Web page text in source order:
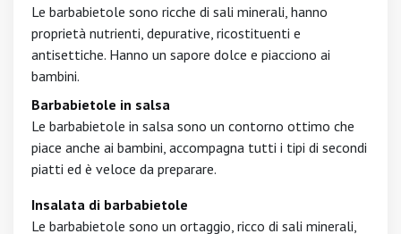
Le barbabietole sono ricche di sali minerali, hanno
proprietà nutrienti, depurative, ricostituenti e
antisettiche. Hanno un sapore dolce e piacciono ai
bambini.
Barbabietole in salsa
Le barbabietole in salsa sono un contorno ottimo che
piace anche ai bambini, accompagna tutti i tipi di secondi
piatti ed è veloce da preparare.
Insalata di barbabietole
Le barbabietole sono un ortaggio, ricco di sali minerali,